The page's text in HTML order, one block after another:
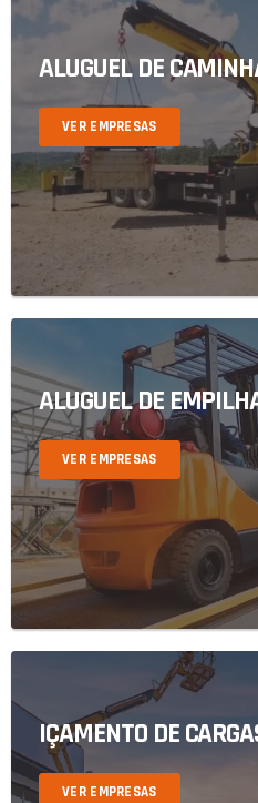
ALUGUEL DE
VER EMPRESAS
ALUGUEL DE
VER EMPRESAS
IÇAMENTO DE
VER EMPRESAS